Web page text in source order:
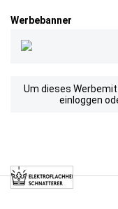
Werbebanner
Um dieses
einloggen